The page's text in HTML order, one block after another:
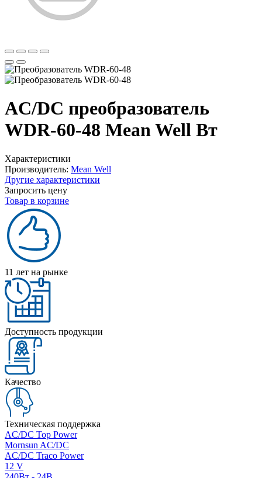
AC/DC преобразователь
WDR-60-48 Mean Well Вт
Характеристики
Производитель: Mean Well
Другие характеристики
Запросить цену
Товар в корзине
11 лет на рынке
Доступность продукции
Качество
Техническая поддержка
AC/DC Top Power
Mornsun AC/DC
AC/DC Traco Power
12 V